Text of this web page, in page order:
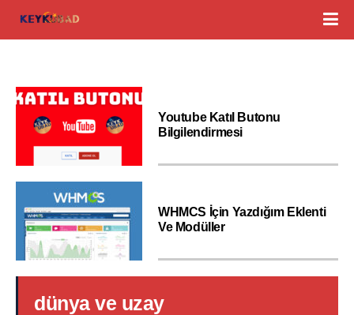
Youtube Katıl Butonu
Bilgilendirmesi
WHMCS İçin Yazdığım Eklenti
Ve Modüller
dünya ve uzay